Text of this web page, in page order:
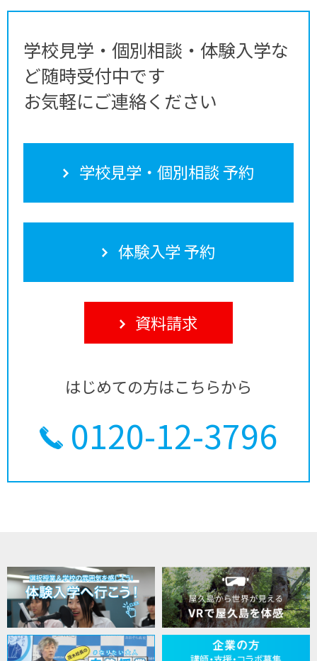
学校見学・個別相談・体験入学な
ど随時受付中です
お気軽にご連絡ください
学校見学・個別相談 予約
体験入学 予約
資料請求
はじめての方はこちらから
0120-12-3796